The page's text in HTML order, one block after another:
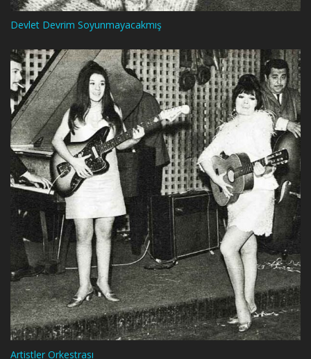
Devlet Devrim Soyunmayacakmış
Artistler Orkestrası